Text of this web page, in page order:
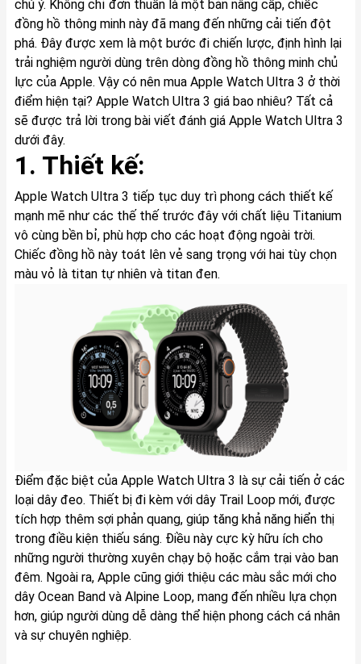
chú ý. Không chỉ đơn thuần là một bản nâng cấp, chiếc
đồng hồ thông minh này đã mang đến những cải tiến đột
phá. Đây được xem là một bước đi chiến lược, định hình lại
trải nghiệm người dùng trên dòng đồng hồ thông minh chủ
lực của Apple. Vậy có nên mua Apple Watch Ultra 3 ở thời
điểm hiện tại? Apple Watch Ultra 3 giá bao nhiêu? Tất cả
sẽ được trả lời trong bài viết đánh giá Apple Watch Ultra 3
dưới đây.
1. Thiết kế:
Apple Watch Ultra 3 tiếp tục duy trì phong cách thiết kế
mạnh mẽ như các thế thế trước đây với chất liệu Titanium
vô cùng bền bỉ, phù hợp cho các hoạt động ngoài trời.
Chiếc đồng hồ này toát lên vẻ sang trọng với hai tùy chọn
màu vỏ là titan tự nhiên và titan đen.
Điểm đặc biệt của Apple Watch Ultra 3 là sự cải tiến ở các
loại dây đeo. Thiết bị đi kèm với dây Trail Loop mới, được
tích hợp thêm sợi phản quang, giúp tăng khả năng hiển thị
trong điều kiện thiếu sáng. Điều này cực kỳ hữu ích cho
những người thường xuyên chạy bộ hoặc cắm trại vào ban
đêm. Ngoài ra, Apple cũng giới thiệu các màu sắc mới cho
dây Ocean Band và Alpine Loop, mang đến nhiều lựa chọn
hơn, giúp người dùng dễ dàng thể hiện phong cách cá nhân
và sự chuyên nghiệp.